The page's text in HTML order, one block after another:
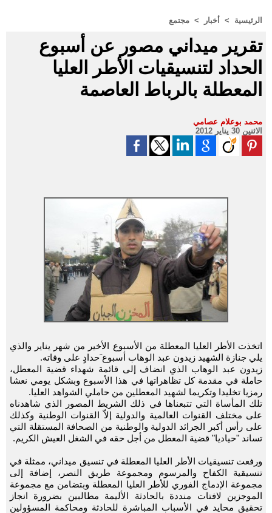
الرئيسية > أخبار > مجتمع
تقرير ميداني مصور عن أسبوع
الحداد لتنسيقيات الأطر العليا
المعطلة بالرباط العاصمة
محمد بوعلام عصامي
الاثنين 30 يناير 2012
اتخذت الأطر العليا المعطلة من الأسبوع الأخير من شهر يناير والذي
يلي جنازة الشهيد زيدون عبد الوهاب أسبوع َحدادٍ على وفاته.
زيدون عبد الوهاب الذي انضاف إلى قائمة شهداء قضية المعطل،
حاملة في مقدمة كل تظاهراتها في هذا الأسبوع وبشكل يومي نعشا
رمزيا تخليدا وتكريما لشهيد المعطلين من حاملي الشواهد العليا.
تلك المأساة التي تتبعناها في ذلك الشريط المصور الذي شاهدناه
على مختلف القنوات العالمية والدولية إلاّ القنوات الوطنية وكذلك
على رأس أكبر الجرائد الدولية والوطنية من الصحافة المستقلة التي
تساند "حياديا" قضية المعطل من أجل حقه في الشغل العيش الكريم.
ورفعت تنسيقيات الأطر العليا المعطلة في تنسيق ميداني، ممثلة في
تنسيقية الكفاح والمرسوم ومجموعة طريق النصر، إضافة إلى
مجموعة الإدماج الفوري للأطر العليا المعطلة وبتضامن مع مجموعة
الموجزين لافتات منددة بالحادثة الأليمة مطالبين بضرورة انجاز
تحقيق محايد في الأسباب المباشرة للحادثة ومحاكمة المسؤولين